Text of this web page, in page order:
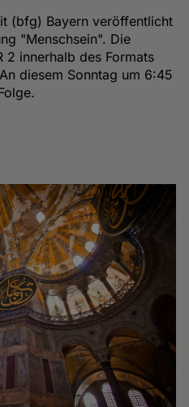
(bfg) Bayern veröffentlicht
"Menschsein". Die
2 innerhalb des Formats
diesem Sonntag um 6:45